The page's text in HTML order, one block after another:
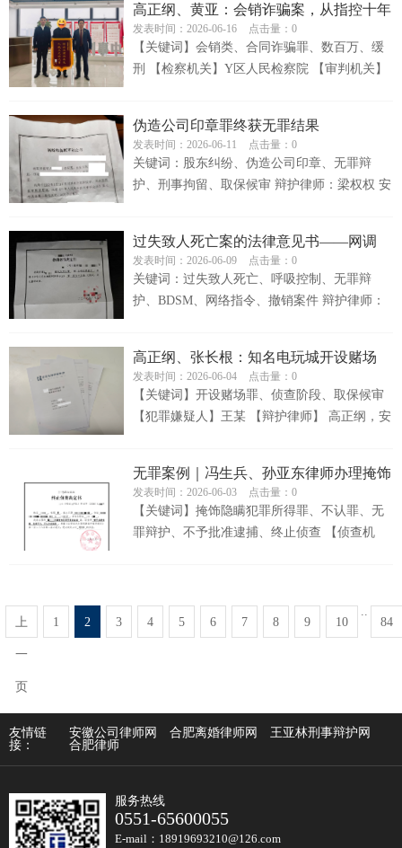
高正纲、黄亚：会销诈骗案，从指控十年
到判缓刑（附辩护词）
发表时间：2026-06-16 点击量：0
【关键词】会销类、合同诈骗罪、数百万、缓
刑 【检察机关】Y区人民检察院 【审判机关】
伪造公司印章罪终获无罪结果
发表时间：2026-06-11 点击量：0
关键词：股东纠纷、伪造公司印章、无罪辩
护、刑事拘留、取保候审 辩护律师：梁权权 安
过失致人死亡案的法律意见书——网调
BDSM类窒息游戏的归责
发表时间：2026-06-09 点击量：0
关键词：过失致人死亡、呼吸控制、无罪辩
护、BDSM、网络指令、撤销案件 辩护律师：
高正纲、张长根：知名电玩城开设赌场
案，成功取保
发表时间：2026-06-04 点击量：0
【关键词】开设赌场罪、侦查阶段、取保候审
【犯罪嫌疑人】王某 【辩护律师】 高正纲，安
无罪案例｜冯生兵、孙亚东律师办理掩饰
隐瞒犯罪所得案获...
发表时间：2026-06-03 点击量：0
【关键词】掩饰隐瞒犯罪所得罪、不认罪、无
罪辩护、不予批准逮捕、终止侦查 【侦查机
上
一
页
1 2 3 4 5 6 7 8 9 10
..
84
友情链
接：
安徽公司律师网 合肥离婚律师网
王亚林刑事辩护网
合肥律师
服务热线
0551-65600055
E-mail：18919693210@126.com